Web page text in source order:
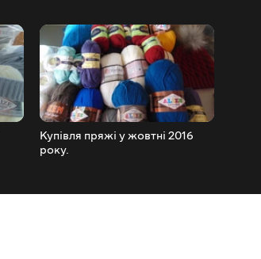
Купівля пряжі у жовтні 2016
року.